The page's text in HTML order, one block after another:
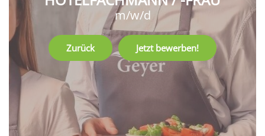
m/w/d
Zurück Jetzt bewerben!